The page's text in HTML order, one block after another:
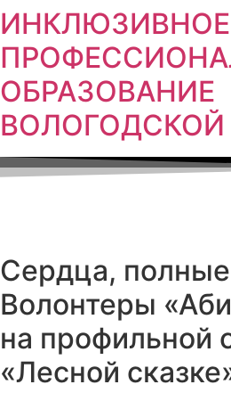
ИНКЛЮЗИВНОЕ
ОБРАЗОВАНИЕ
Сердца,
Волонтеры
на профильной
«Лесной